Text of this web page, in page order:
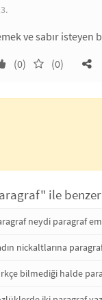
ve sabır isteyen
(0)
(0)
ile
neydi paragraf
nickaltlarına
bilmediği halde